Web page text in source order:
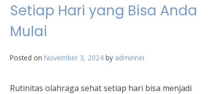
Setiap Hari yang Bisa Anda
Mulai
Posted on November 3, 2024 by adminnei
Rutinitas olahraga sehat setiap hari bisa menjadi